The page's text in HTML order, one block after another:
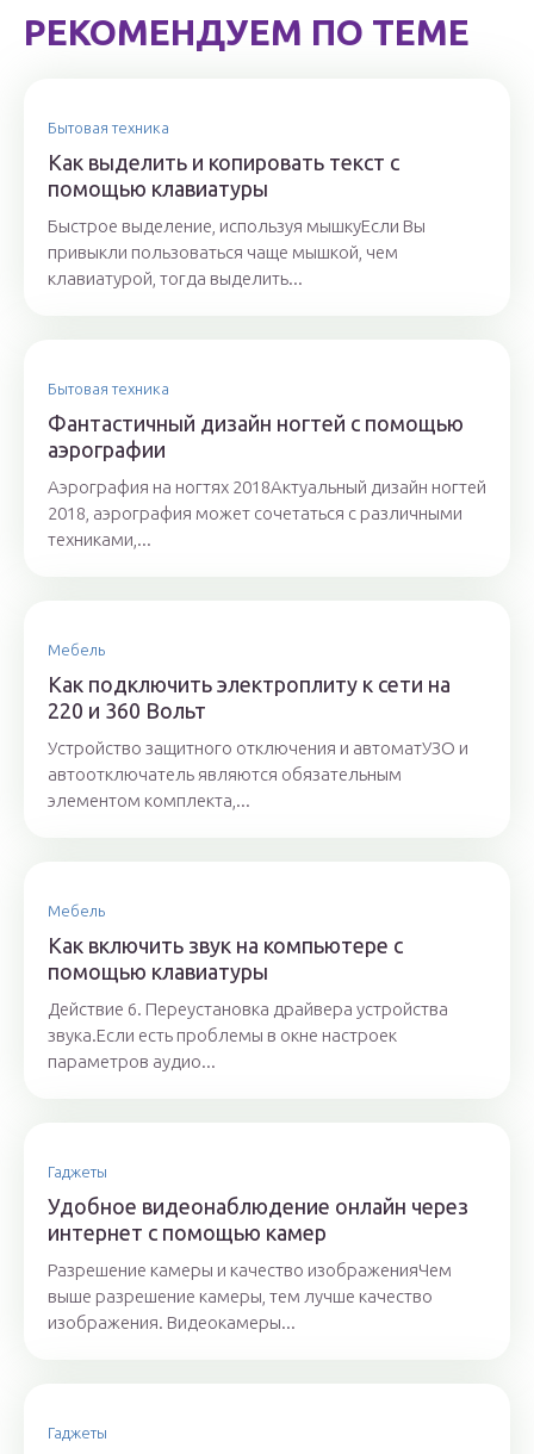
РЕКОМЕНДУЕМ ПО ТЕМЕ
Бытовая техника
Как выделить и копировать текст с
помощью клавиатуры
Быстрое выделение, используя мышкуЕсли Вы
привыкли пользоваться чаще мышкой, чем
клавиатурой, тогда выделить...
Бытовая техника
Фантастичный дизайн ногтей с помощью
аэрографии
Аэрография на ногтях 2018Актуальный дизайн ногтей
2018, аэрография может сочетаться с различными
техниками,...
Мебель
Как подключить электроплиту к сети на
220 и 360 Вольт
Устройство защитного отключения и автоматУЗО и
автоотключатель являются обязательным
элементом комплекта,...
Мебель
Как включить звук на компьютере с
помощью клавиатуры
Действие 6. Переустановка драйвера устройства
звука.Если есть проблемы в окне настроек
параметров аудио...
Гаджеты
Удобное видеонаблюдение онлайн через
интернет с помощью камер
Разрешение камеры и качество изображенияЧем
выше разрешение камеры, тем лучше качество
изображения. Видеокамеры...
Гаджеты